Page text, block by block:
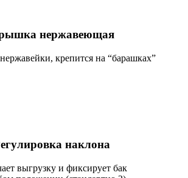
нержавеющая
крепится на “барашках”
наклона
выгрузку и фиксирует бак